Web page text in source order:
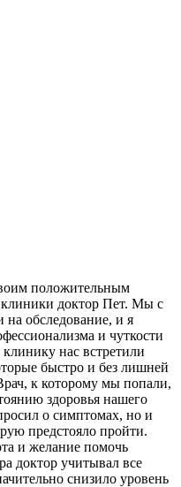
положительным
доктор Пет. Мы с
обследование, и я
и чуткости
нас встретили
быстро и без лишней
к которому мы попали,
здоровья нашего
о симптомах, но и
предстояло пройти.
и желание помочь
доктор учитывал все
снизило уровень